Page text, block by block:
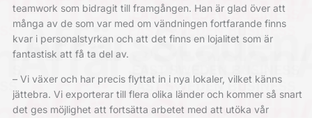
teamwork som bidragit till framgången. Han är glad över att
många av de som var med om vändningen fortfarande finns
kvar i personalstyrkan och att det finns en lojalitet som är
fantastisk att få ta del av.
– Vi växer och har precis flyttat in i nya lokaler, vilket känns
jättebra. Vi exporterar till flera olika länder och kommer så snart
det ges möjlighet att fortsätta arbetet med att utöka vår